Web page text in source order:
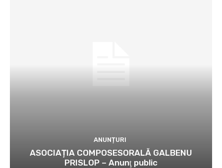
ANUNȚURI
ASOCIAȚIA COMPOSESORALĂ GALBENU
PRISLOP – Anunţ public